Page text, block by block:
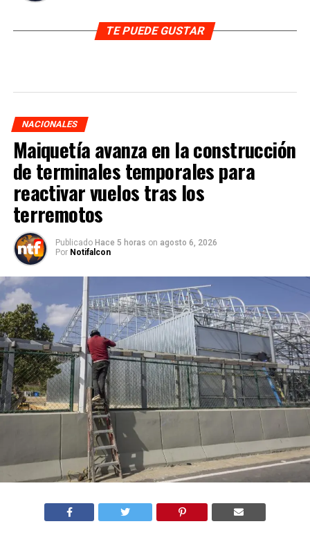
TE PUEDE GUSTAR
NACIONALES
Maiquetía avanza en la construcción
de terminales temporales para
reactivar vuelos tras los
terremotos
Publicado Hace 5 horas on agosto 6, 2026
Por Notifalcon